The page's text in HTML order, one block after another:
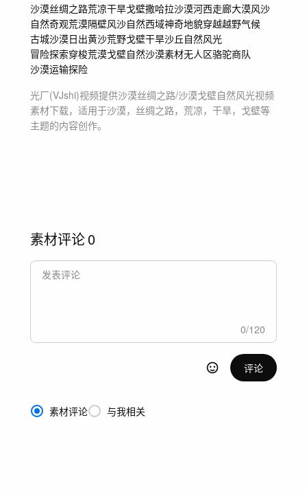
沙漠丝绸之路荒凉干旱戈壁撒哈拉沙漠河西走廊大漠风沙
自然奇观荒漠隔壁风沙自然西域神奇地貌穿越越野气候
古城沙漠日出黄沙荒野戈壁干旱沙丘自然风光
冒险探索穿梭荒漠戈壁自然沙漠素材无人区骆驼商队
沙漠运输探险
光厂(VJshi)视频提供沙漠丝绸之路/沙漠戈壁自然风光视频
素材下载，适用于沙漠，丝绸之路，荒凉，干旱，戈壁等
主题的内容创作。
素材评论0
0/120
评论
素材评论 与我相关